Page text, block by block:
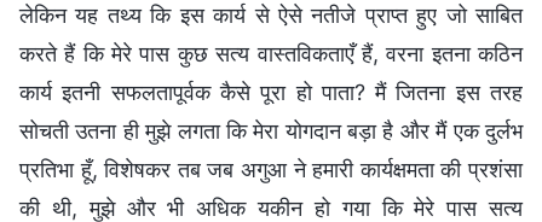
लेकिन यह तथ्य कि इस कार्य से ऐसे नतीजे प्राप्त हुए जो साबित
करते हैं कि मेरे पास कुछ सत्य वास्तविकताएँ हैं, वरना इतना कठिन
कार्य इतनी सफलतापूर्वक कैसे पूरा हो पाता? मैं जितना इस तरह
सोचती उतना ही मुझे लगता कि मेरा योगदान बड़ा है और मैं एक दुर्लभ
प्रतिभा हूँ, विशेषकर तब जब अगुआ ने हमारी कार्यक्षमता की प्रशंसा
की थी, मुझे और भी अधिक यकीन हो गया कि मेरे पास सत्य